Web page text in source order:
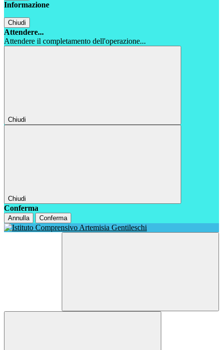
Informazione
Chiudi
Attendere...
Attendere il completamento dell'operazione...
Chiudi
Chiudi
Conferma
Annulla Conferma